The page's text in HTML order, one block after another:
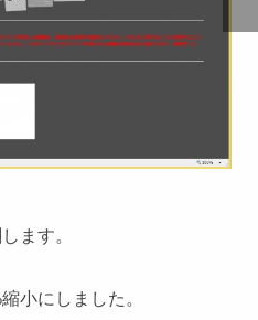
ます。
小にしました。